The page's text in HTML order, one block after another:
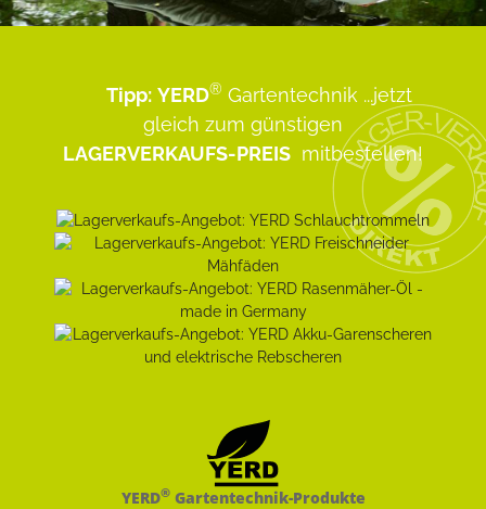
Tipp: YERD® Gartentechnik ...jetzt
gleich zum günstigen
LAGERVERKAUFS-PREIS mitbestellen!
YERD®Gartentechnik-Produkte